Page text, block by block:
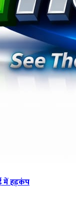
में हड़कंप